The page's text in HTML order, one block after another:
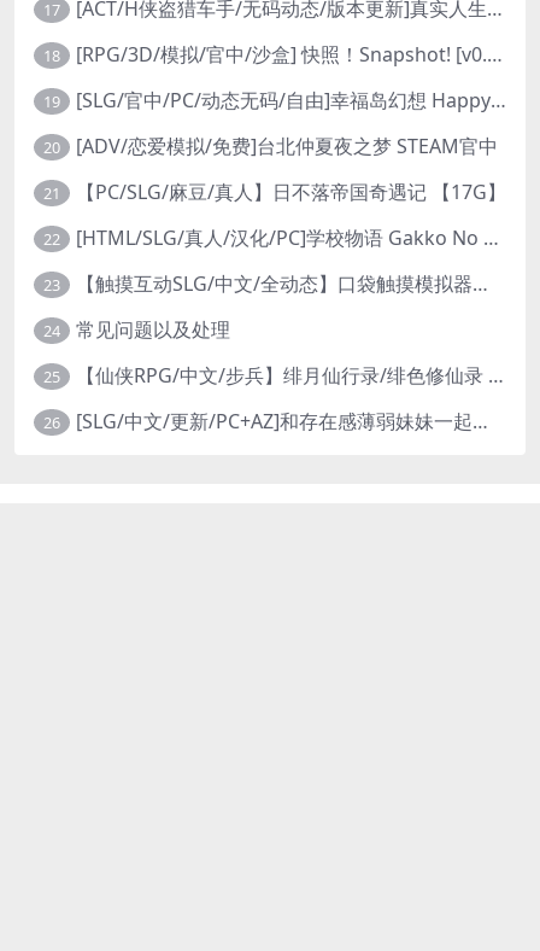
17 [ACT/H侠盗猎车手/无码动态/版本更新]真实人生：阳光城/Real Life Sunbay City [v1.9.2 Beta]
18 [RPG/3D/模拟/官中/沙盒] 快照！Snapshot! [v0.992]
19 [SLG/官中/PC/动态无码/自由]幸福岛幻想 Happy Island Fantasy v1.2.0
20 [ADV/恋爱模拟/免费]台北仲夏夜之梦 STEAM官中
21 【PC/SLG/麻豆/真人】日不落帝国奇遇记 【17G】
22 [HTML/SLG/真人/汉化/PC]学校物语 Gakko No Monogatari School Story v0.30
23 【触摸互动SLG/中文/全动态】口袋触摸模拟器：Pocket Touch 官方中文版【PC+安卓/1.5G】
24 常见问题以及处理
25 【仙侠RPG/中文/步兵】绯月仙行录/绯色修仙录 V0.628 官方中文步兵版【3.2G】
26 [SLG/中文/更新/PC+AZ]和存在感薄弱妹妹一起的简单生活 v0.99x 存在感薄い妹との簡単生活